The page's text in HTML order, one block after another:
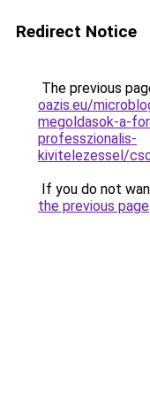
Redirect Notice
The previous
oazis.eu/
megoldasok-a-
professzionalis-
kivitelezessel/
If you do not
the previous page.